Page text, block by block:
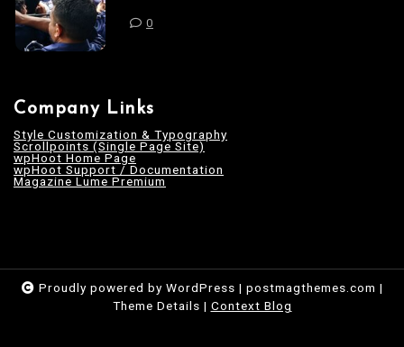
0
Company Links
Style Customization & Typography
Scrollpoints (Single Page Site)
wpHoot Home Page
wpHoot Support / Documentation
Magazine Lume Premium
Proudly powered by WordPress | postmagthemes.com |
Theme Details | Context Blog